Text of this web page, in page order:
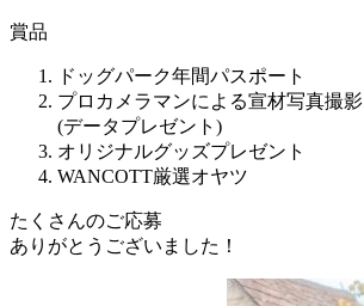
賞品
ドッグパーク年間パスポート
プロカメラマンによる宣材写真撮影
(データプレゼント)
オリジナルグッズプレゼント
WANCOTT厳選オヤツ
たくさんのご応募
ありがとうございました！